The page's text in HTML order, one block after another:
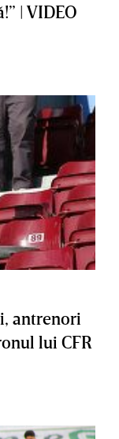
| VIDEO
antrenori
lui CFR